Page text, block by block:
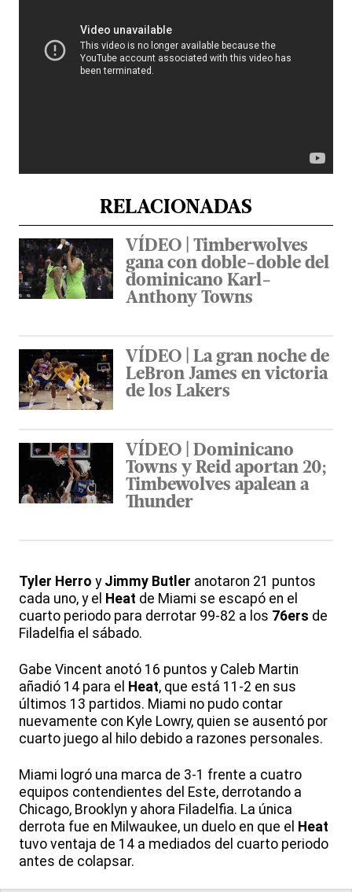
RELACIONADAS
VÍDEO | Timberwolves
gana con doble-doble del
dominicano Karl-
Anthony Towns
VÍDEO | La gran noche de
LeBron James en victoria
de los Lakers
VÍDEO | Dominicano
Towns y Reid aportan 20;
Timbewolves apalean a
Thunder
Tyler Herro y Jimmy Butler anotaron 21 puntos
cada uno, y el Heat de Miami se escapó en el
cuarto periodo para derrotar 99-82 a los 76ers de
Filadelfia el sábado.
Gabe Vincent anotó 16 puntos y Caleb Martin
añadió 14 para el Heat, que está 11-2 en sus
últimos 13 partidos. Miami no pudo contar
nuevamente con Kyle Lowry, quien se ausentó por
cuarto juego al hilo debido a razones personales.
Miami logró una marca de 3-1 frente a cuatro
equipos contendientes del Este, derrotando a
Chicago, Brooklyn y ahora Filadelfia. La única
derrota fue en Milwaukee, un duelo en que el Heat
tuvo ventaja de 14 a mediados del cuarto periodo
antes de colapsar.